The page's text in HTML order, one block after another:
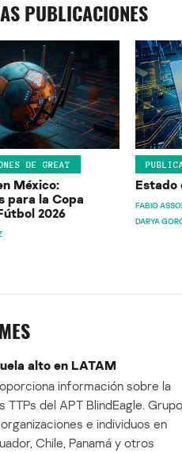
PUBLICACIONES
DE GREAT
México:
para la Copa
2026
Estado
FABIO
DARYA
alto en LATAM
información sobre la
TTPs del APT BlindEagle. Grupo
e individuos en
Chile, Panamá y otros